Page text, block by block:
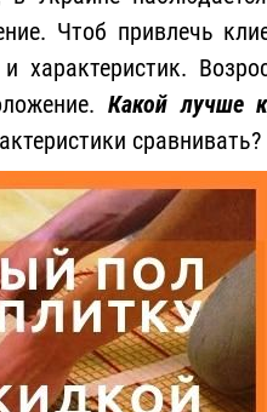
Чтоб привлечь
характеристик.
Какой лучше